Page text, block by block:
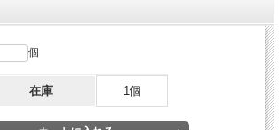
個
在庫 1個